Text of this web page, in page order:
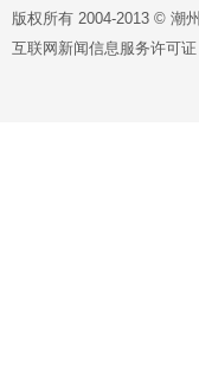
版权所有 2004-2013 © 潮
互联网新闻信息服务许可